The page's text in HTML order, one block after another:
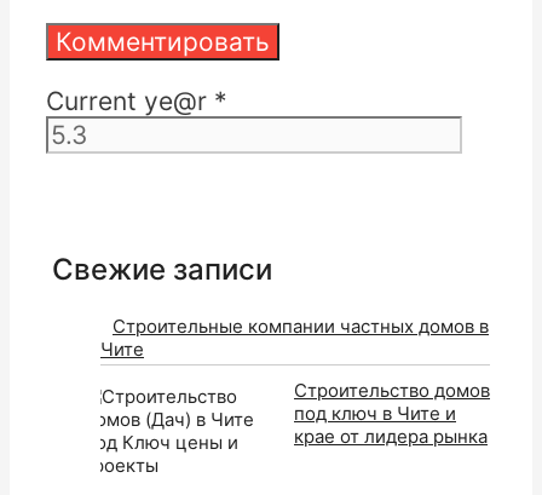
Current ye@r *
Свежие записи
Строительные компании частных домов в
Чите
Строительство домов
под ключ в Чите и
крае от лидера рынка